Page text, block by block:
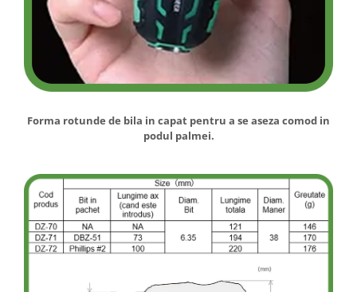
Forma rotunde de bila in capat pentru a se aseza comod in
podul palmei.